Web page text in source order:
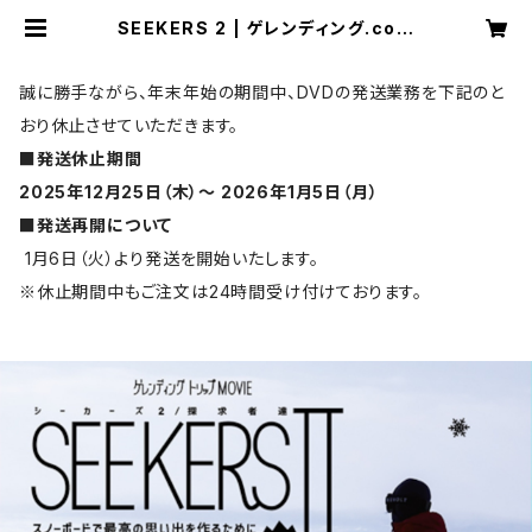
SEEKERS 2 | ゲレンディング.com
誠に勝手ながら、年末年始の期間中、DVDの発送業務を下記のと
おり休止させていただきます。
■発送休止期間
2025年12月25日（木）～ 2026年1月5日（月）
■発送再開について
1月6日（火）より発送を開始いたします。
※休止期間中もご注文は24時間受け付けております。